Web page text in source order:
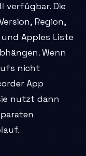
verfügbar. Die
Region,
Apples Liste
Wenn
nicht
App
nutzt dann